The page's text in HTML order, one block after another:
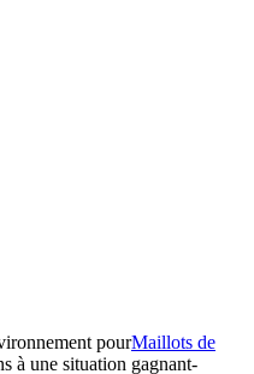
pourMaillots de
à une situation gagnant-